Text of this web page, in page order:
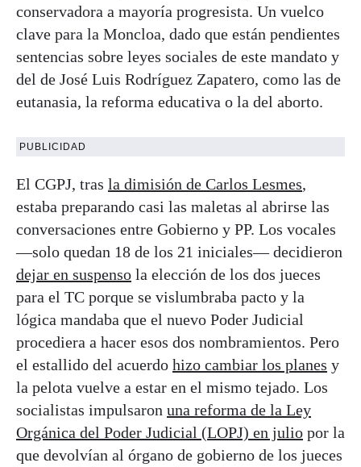
conservadora a mayoría progresista. Un vuelco
clave para la Moncloa, dado que están pendientes
sentencias sobre leyes sociales de este mandato y
del de José Luis Rodríguez Zapatero, como las de
eutanasia, la reforma educativa o la del aborto.
PUBLICIDAD
El CGPJ, tras la dimisión de Carlos Lesmes,
estaba preparando casi las maletas al abrirse las
conversaciones entre Gobierno y PP. Los vocales
—solo quedan 18 de los 21 iniciales— decidieron
dejar en suspenso la elección de los dos jueces
para el TC porque se vislumbraba pacto y la
lógica mandaba que el nuevo Poder Judicial
procediera a hacer esos dos nombramientos. Pero
el estallido del acuerdo hizo cambiar los planes y
la pelota vuelve a estar en el mismo tejado. Los
socialistas impulsaron una reforma de la Ley
Orgánica del Poder Judicial (LOPJ) en julio por la
que devolvían al órgano de gobierno de los jueces